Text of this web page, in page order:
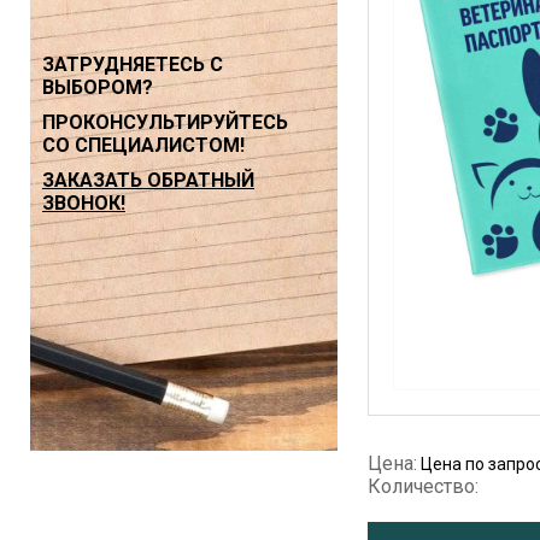
ЗАТРУДНЯЕТЕСЬ С
ВЫБОРОМ?
ПРОКОНСУЛЬТИРУЙТЕСЬ
СО СПЕЦИАЛИСТОМ!
ЗАКАЗАТЬ ОБРАТНЫЙ
ЗВОНОК!
Цена: Цена по
Количество: